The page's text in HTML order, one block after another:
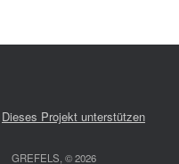
Dieses Projekt unterstützen
GREFELS, © 2026